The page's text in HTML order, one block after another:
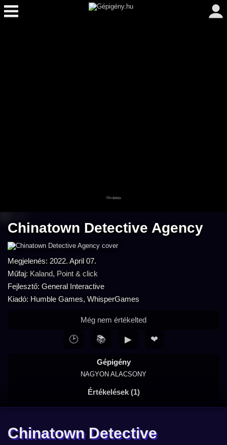
Chinatown Detective Agency
Megjelenés: 2022. April 07.
Műfaj: Kaland, Point & click
Fejlesztő: General Interactive
Kiadó: Humble Games, WhisperGames
Gépigény
NAGYON ALACSONY
Értékelések (1)
Még nem értékelted
🕑 📚 ▶ ❤
Chinatown Detective